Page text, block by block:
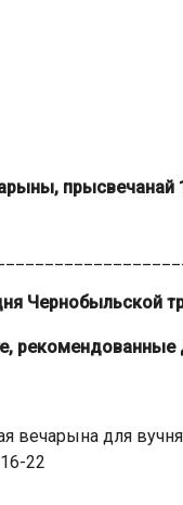
Чернобыльской
рекомендованные
вечарына для
22